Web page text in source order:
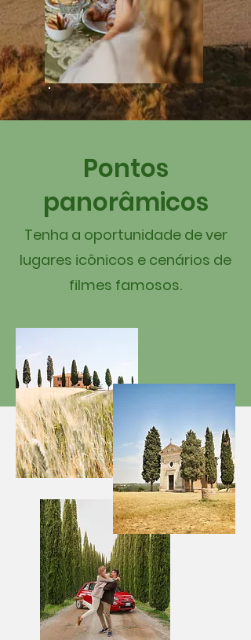
Pontos
panorâmicos
Tenha a oportunidade de ver
lugares icônicos e cenários de
filmes famosos.